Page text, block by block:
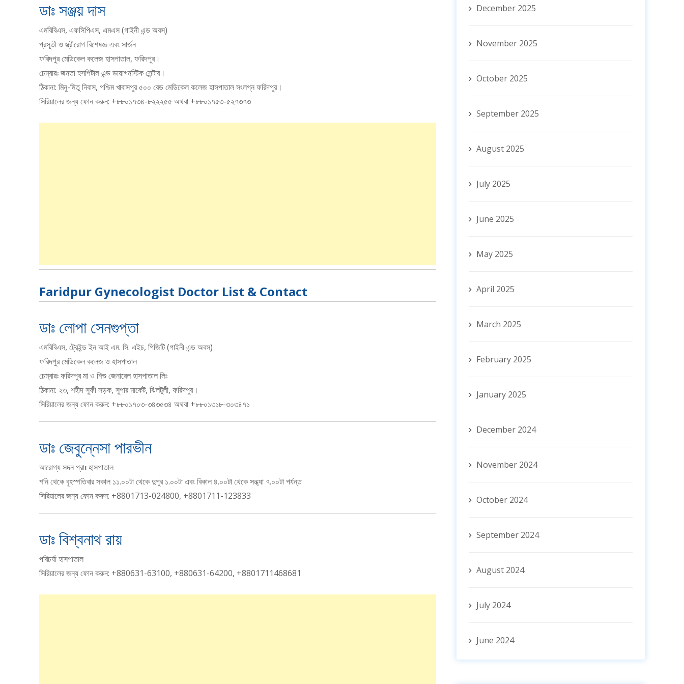
December 2025
November 2025
October 2025
September 2025
August 2025
July 2025
June 2025
May 2025
April 2025
March 2025
February 2025
January 2025
December 2024
November 2024
October 2024
September 2024
August 2024
July 2024
June 2024
ডাঃ সঞ্জয় দাস
এমবিবিএস, এফসিপিএস, এমএস (গাইনী এন্ড অবস্)
প্রসূতী ও স্ত্রীরোগ বিশেষজ্ঞ এবং সার্জন
ফরিদপুর মেডিকেল কলেজ হাসপাতাল, ফরিদপুর।
চেম্বারঃ জনতা হসপিটাল এন্ড ডায়াগনস্টিক সেন্টার।
ঠিকানা: মিনু-মিতু নিবাস, পশ্চিম খাবাসপুর ৫০০ বেড মেডিকেল কলেজ হাসপাতাল সংলগ্ন ফরিদপুর।
সিরিয়ালের জন্য ফোন করুন: +৮৮০১৭৩৪-৮২২২৫৫ অথবা +৮৮০১৭৫৩-৫২৭৩৭৩
Faridpur Gynecologist Doctor List & Contact
ডাঃ লোপা সেনগুপ্তা
এমবিবিএস, ট্রেইন্ড ইন আই এম. সি. এইচ, পিজিটি (গাইনী এন্ড অবস্)
ফরিদপুর মেডিকেল কলেজ ও হাসপাতাল
চেম্বারঃ ফরিদপুর মা ও শিশু জেনারেল হাসপাতাল লিঃ
ঠিকানা: ২৩, শহীদ সুফী সড়ক, সুপার মার্কেট, ঝিলটুলী, ফরিদপুর।
সিরিয়ালের জন্য ফোন করুন: +৮৮০১৭০৩-৩৪৩৫৩৪ অথবা +৮৮০১৩১৮-৩০৩৪৭১
ডাঃ জেবুন্নেসা পারভীন
আরোগ্য সদন প্রাঃ হাসপাতাল
শনি থেকে বৃহস্পতিবার সকাল ১১.০০টা থেকে দুপুর ১.০০টা এবং বিকাল ৪.০০টা থেকে সন্ধ্যা ৭.০০টা পর্যন্ত
সিরিয়ালের জন্য ফোন করুন: +8801713-024800, +8801711-123833
ডাঃ বিশ্বনাথ রায়
পরিচর্যা হাসপাতাল
সিরিয়ালের জন্য ফোন করুন: +880631-63100, +880631-64200, +8801711468681